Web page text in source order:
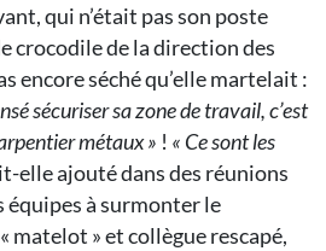
qui n’était pas son poste
crocodile de la direction des
encore séché qu’elle martelait :
sécuriser sa zone de travail, c’est
métaux » ! « Ce sont les
elle ajouté dans des réunions
équipes à surmonter le
matelot » et collègue rescapé,